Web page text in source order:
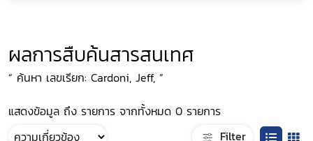
ผลการสืบค้นสารสนเทศ
“ ค้นหา เลขเรียก: Cardoni, Jeff, ”
แสดงข้อมูล ถึง รายการ จากทั้งหมด 0 รายการ
Filter